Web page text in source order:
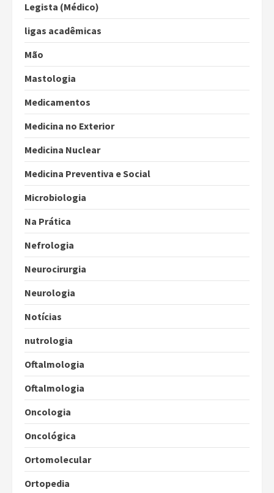
Legista (Médico)
ligas acadêmicas
Mão
Mastologia
Medicamentos
Medicina no Exterior
Medicina Nuclear
Medicina Preventiva e Social
Microbiologia
Na Prática
Nefrologia
Neurocirurgia
Neurologia
Notícias
nutrologia
Oftalmologia
Oftalmologia
Oncologia
Oncológica
Ortomolecular
Ortopedia